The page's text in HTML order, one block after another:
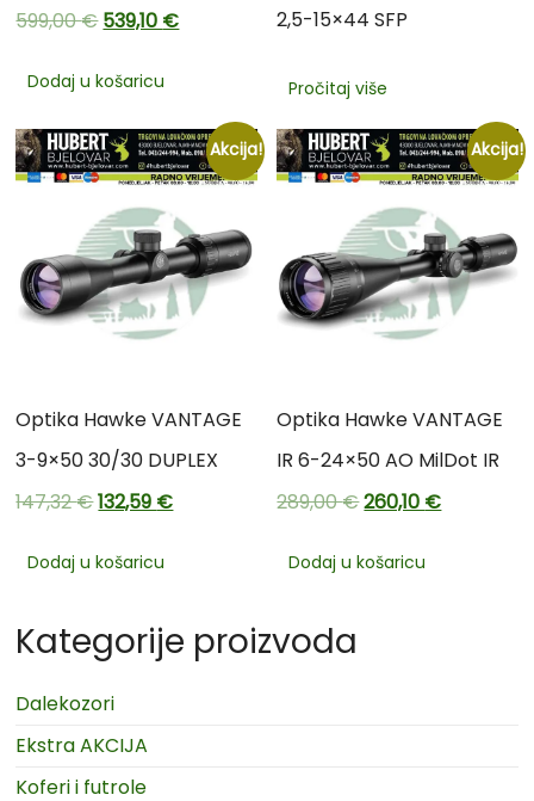
599,00€539,10 €
Dodaj u košaricu
2,5-15×44 SFP
Pročitaj više
Akcija!
Optika Hawke VANTAGE
3-9×50 30/30 DUPLEX
147,32€132,59 €
Dodaj u košaricu
Akcija!
Optika Hawke VANTAGE
IR 6-24×50 AO MilDot IR
289,00€260,10 €
Dodaj u košaricu
Kategorije proizvoda
Dalekozori
Ekstra AKCIJA
Koferi i futrole